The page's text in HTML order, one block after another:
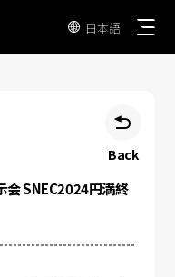
 日本語

Back
会 SNEC2024円満終